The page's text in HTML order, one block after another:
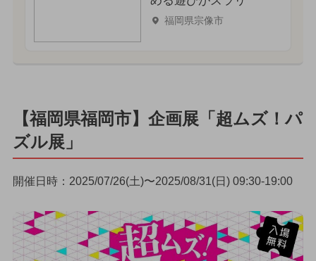
福岡県宗像市
【福岡県福岡市】企画展「超ムズ！パ
ズル展」
開催日時：2025/07/26(土)〜2025/08/31(日) 09:30-19:00